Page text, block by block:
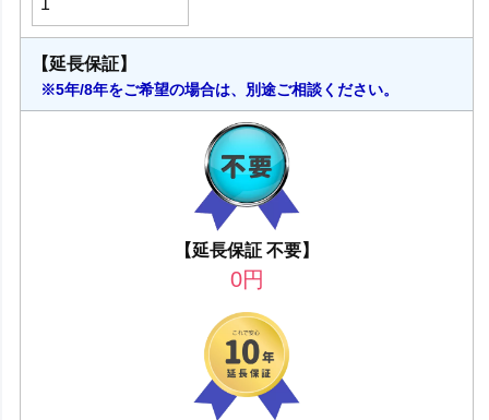
【延長保証】
※5年/8年をご希望の場合は、別途ご相談ください。
【延長保証 不要】
0円